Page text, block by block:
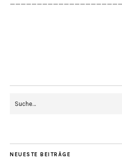
NEUESTE BEITRÄGE